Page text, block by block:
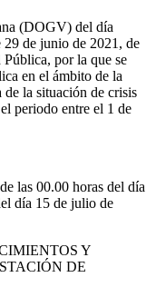
(DOGV) del día
de junio de 2021, de
por la que se
en el ámbito de la
la situación de crisis
periodo entre el 1 de
las 00.00 horas del día
día 15 de julio de
Y
DE